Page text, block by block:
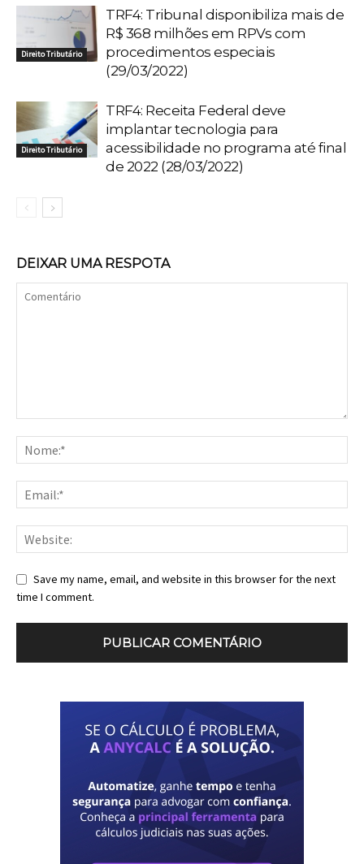
Direito Tributário
TRF4: Tribunal disponibiliza mais de
R$ 368 milhões em RPVs com
procedimentos especiais
(29/03/2022)
Direito Tributário
TRF4: Receita Federal deve
implantar tecnologia para
acessibilidade no programa até final
de 2022 (28/03/2022)
DEIXAR UMA RESPOTA
Save my name, email, and website in this browser for the next
time I comment.